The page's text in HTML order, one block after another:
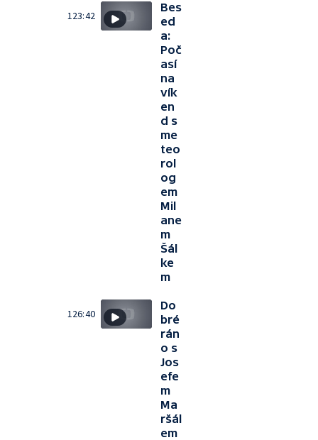
123:42
Bes
ed
a:
Poč
así
na
vík
en
d s
me
teo
rol
og
em
Mil
ane
m
Šál
ke
m
126:40
Do
bré
rán
o s
Jos
efe
m
Ma
ršál
em